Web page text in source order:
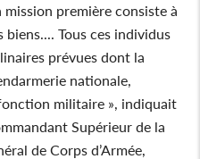
première consiste à
Tous ces individus
prévues dont la
nationale,
militaire », indiquait
Supérieur de la
de Corps d’Armée,